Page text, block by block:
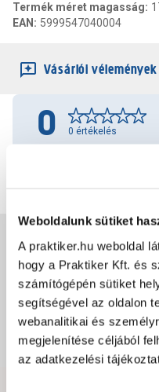
Weboldalunk sütiket
A praktiker.hu weboldal
hogy a Praktiker Kft. és
számítógépén sütiket
segítségével az oldalon
webanalitikai és
megjelenítése céljából
az adatkezelési
Termék méret magasság:
EAN : 5999547040004
Vásárlói vélemények
0 0 értékelés
Jótállás,
Csomagolási és
Dokumentumok,